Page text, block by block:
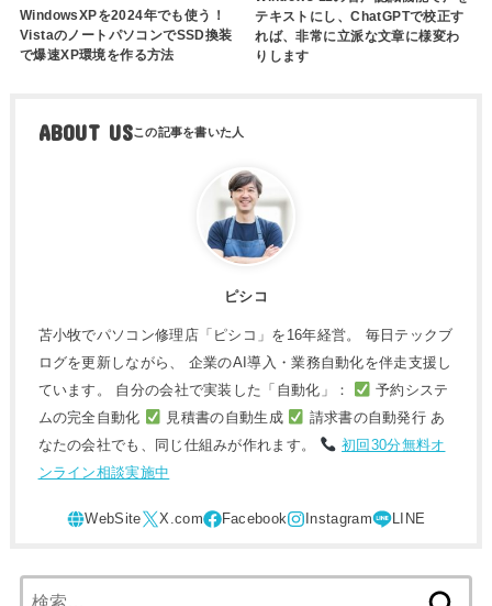
WindowsXPを2024年でも使う！
VistaのノートパソコンでSSD換装
で爆速XP環境を作る方法
テキストにし、ChatGPTで校正す
れば、非常に立派な文章に様変わ
りします
ABOUT US
ピシコ
苫小牧でパソコン修理店「ピシコ」を16年経営。 毎日テックブ
ログを更新しながら、 企業のAI導入・業務自動化を伴走支援し
ています。 自分の会社で実装した「自動化」：
予約システ
ムの完全自動化
見積書の自動生成
請求書の自動発行 あ
なたの会社でも、同じ仕組みが作れます。
初回30分無料オ
ンライン相談実施中